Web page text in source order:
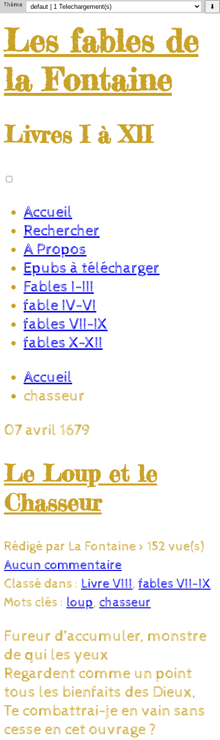
Thème ⬇
Les fables de
la Fontaine
Livres I à XII
Accueil
Rechercher
A Propos
Epubs à télécharger
Fables I-III
fable IV-VI
fables VII-IX
fables X-XII
Accueil
chasseur
07 avril 1679
Le Loup et le
Chasseur
Rédigé par La Fontaine > 152 vue(s)
Aucun commentaire
Classé dans : Livre VIII, fables VII-IX
Mots clés : loup, chasseur
Fureur d’accumuler, monstre
de qui les yeux
Regardent comme un point
tous les bienfaits des Dieux,
Te combattrai-je en vain sans
cesse en cet ouvrage ?